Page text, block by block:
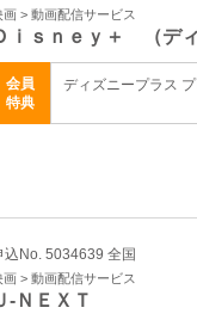
画 > 動画配信サービス
ｉｓｎｅｙ＋ （デ
会員
特典
ディズニープラス
込No. 5034639 全国
画 > 動画配信サービス
‐ＮＥＸＴ